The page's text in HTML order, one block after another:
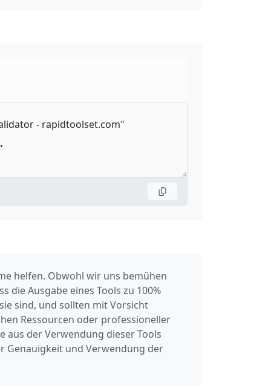
helfen. Obwohl wir uns bemühen
die Ausgabe eines Tools zu 100%
sind, und sollten mit Vorsicht
Ressourcen oder professioneller
der Verwendung dieser Tools
Genauigkeit und Verwendung der